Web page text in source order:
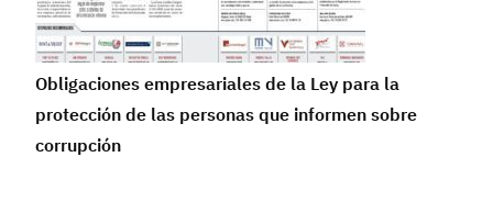
Obligaciones empresariales de la Ley para la
protección de las personas que informen sobre
corrupción